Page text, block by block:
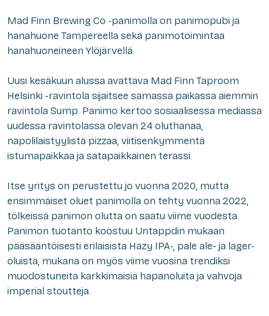
Mad Finn Brewing Co -panimolla on panimopubi ja
hanahuone Tampereella sekä panimotoimintaa
hanahuoneineen Ylöjärvellä.
Uusi kesäkuun alussa avattava Mad Finn Taproom
Helsinki -ravintola sijaitsee samassa paikassa aiemmin
ravintola Sump. Panimo kertoo sosiaalisessa mediassa
uudessa ravintolassa olevan 24 oluthanaa,
napolilaistyylistä pizzaa, viitisenkymmentä
istumapaikkaa ja satapaikkainen terassi.
Itse yritys on perustettu jo vuonna 2020, mutta
ensimmäiset oluet panimolla on tehty vuonna 2022,
tölkeissä panimon olutta on saatu viime vuodesta.
Panimon tuotanto koostuu Untappdin mukaan
pääsääntöisesti erilaisista Hazy IPA-, pale ale- ja lager-
oluista, mukana on myös viime vuosina trendiksi
muodostuneita karkkimaisia hapanoluita ja vahvoja
imperial stoutteja.